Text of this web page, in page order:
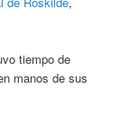
tiempo de
manos de sus